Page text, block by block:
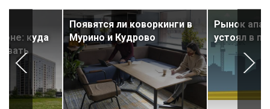
куда
Появятся ли коворкинги в
Мурино и Кудрово
Рынок
устоял в